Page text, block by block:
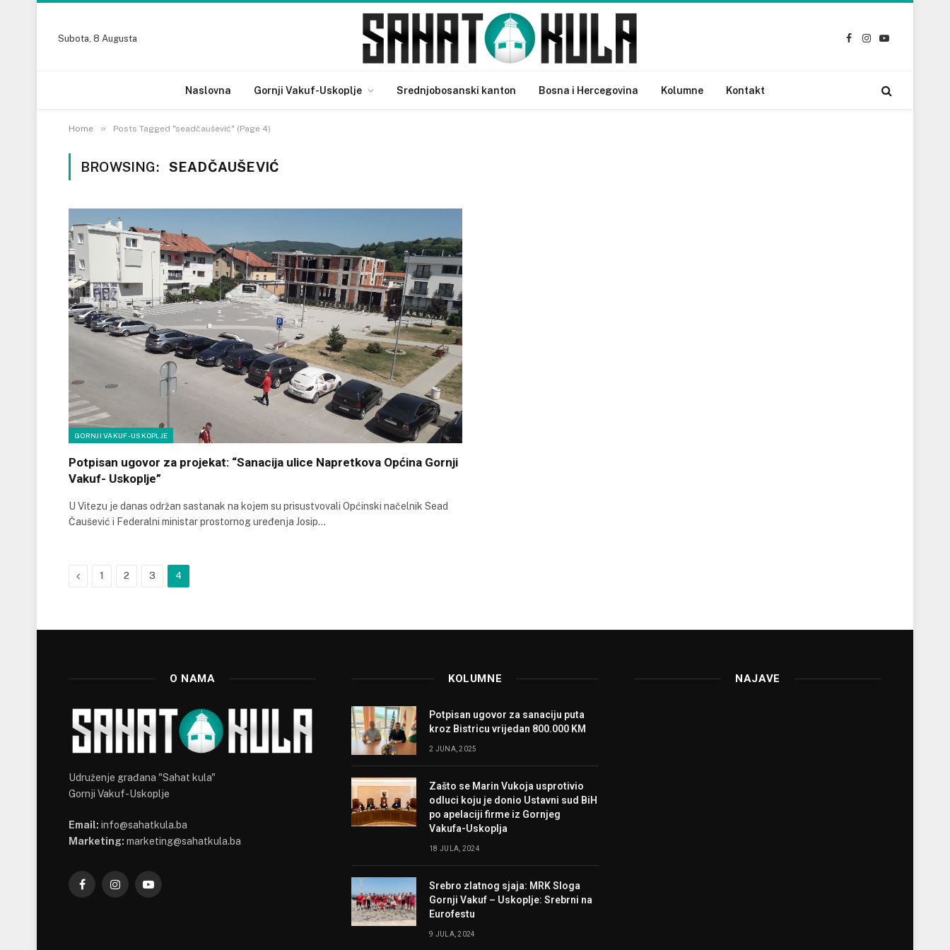
Subota, 8 Augusta
Facebook
Instagram
YouTube
Naslovna Gornji Vakuf-Uskoplje Srednjobosanski kanton Bosna i Hercegovina Kolumne Kontakt
Home » Posts Tagged "seadčaušević" (Page 4)
BROWSING: SEADČAUŠEVIĆ
GORNJI VAKUF-USKOPLJE
Potpisan ugovor za projekat: “Sanacija ulice Napretkova Općina Gornji
Vakuf- Uskoplje”
U Vitezu je danas održan sastanak na kojem su prisustvovali Općinski načelnik Sead
Čaušević i Federalni ministar prostornog uređenja Josip…
Previous
1 2 3 4
O NAMA
Udruženje građana "Sahat kula"
Gornji Vakuf-Uskoplje
Email: info@sahatkula.ba
Marketing: marketing@sahatkula.ba
FacebookInstagramYouTube
KOLUMNE
Potpisan ugovor za sanaciju puta
kroz Bistricu vrijedan 800.000 KM
2 JUNA, 2025
Zašto se Marin Vukoja usprotivio
odluci koju je donio Ustavni sud BiH
po apelaciji firme iz Gornjeg
Vakufa-Uskoplja
18 JULA, 2024
Srebro zlatnog sjaja: MRK Sloga
Gornji Vakuf – Uskoplje: Srebrni na
Eurofestu
9 JULA, 2024
NAJAVE